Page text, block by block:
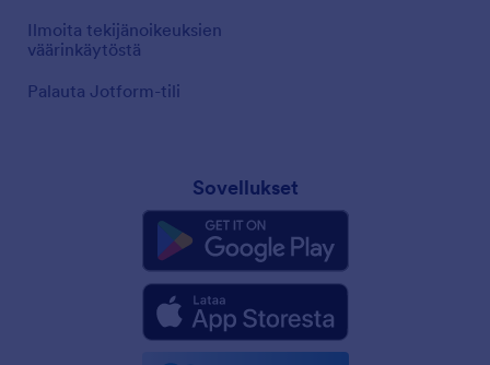
Ilmoita tekijänoikeuksien
väärinkäytöstä
Palauta Jotform-tili
Sovellukset